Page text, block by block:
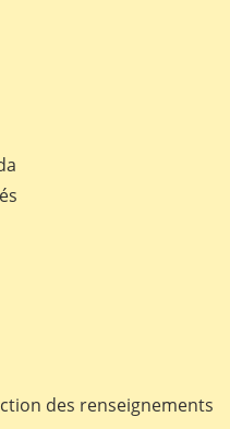
des renseignements